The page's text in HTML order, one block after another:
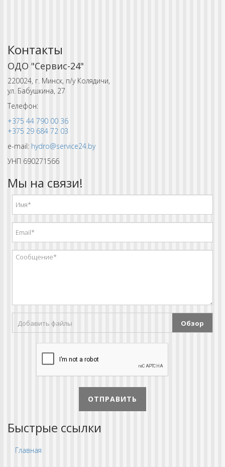
Контакты
ОДО "Сервис-24"
220024, г. Минск, п/у Колядичи,
ул. Бабушкина, 27
Телефон:
+375 44 790 00 36
+375 29 684 72 03
e-mail: hydro@service24.by
УНП 690271566
Мы на связи!
Добавить файлы Обзор
ОТПРАВИТЬ
Быстрые ссылки
Главная